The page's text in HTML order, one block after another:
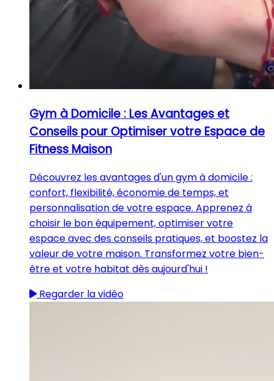
Gym à Domicile : Les Avantages et
Conseils pour Optimiser votre Espace de
Fitness Maison
Découvrez les avantages d'un gym à domicile :
confort, flexibilité, économie de temps, et
personnalisation de votre espace. Apprenez à
choisir le bon équipement, optimiser votre
espace avec des conseils pratiques, et boostez la
valeur de votre maison. Transformez votre bien-
être et votre habitat dès aujourd'hui !
Regarder la vidéo